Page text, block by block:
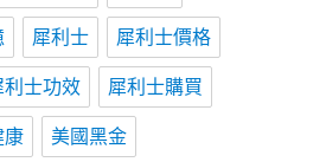
犀利士 犀利士價格
利士功效 犀利士購買
康 美國黑金